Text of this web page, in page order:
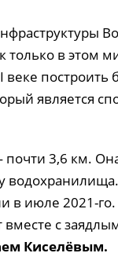
в этом
построить
является
3,6 км.
в июле 2021-
с
Киселёвым.